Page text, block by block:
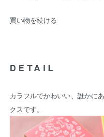
買い物を続ける
DETAIL
カラフルでかわいい、誰かに
クスです。